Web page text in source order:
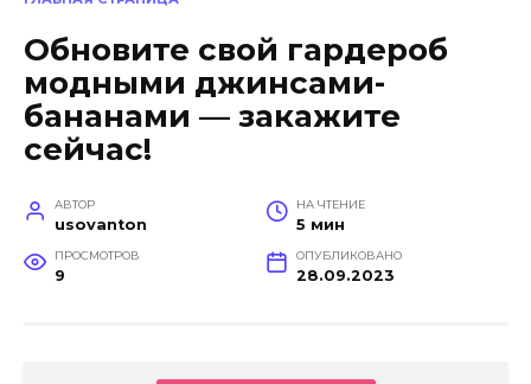
Обновите свой гардероб
модными джинсами-
бананами — закажите
сейчас!
АВТОР
usovanton
НА ЧТЕНИЕ
5 мин
ПРОСМОТРОВ
9
ОПУБЛИКОВАНО
28.09.2023